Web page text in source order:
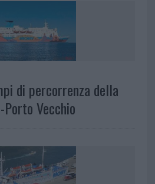
di percorrenza della
Vecchio